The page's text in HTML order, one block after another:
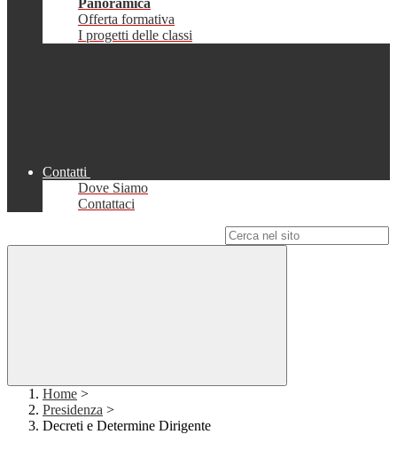
Panoramica
Offerta formativa
I progetti delle classi
Contatti
Dove Siamo
Contattaci
Home >
Presidenza >
Decreti e Determine Dirigente